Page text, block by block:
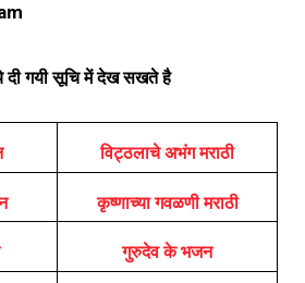
दी गयी सूचि में देख सखते है
विट्ठलाचे अभंग मराठी
कृष्णाच्या गवळणी मराठी
गुरुदेव के भजन